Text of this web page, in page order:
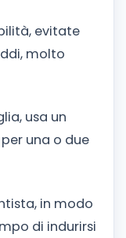
evitate
molto
usa un
una o due
in modo
di indurirsi